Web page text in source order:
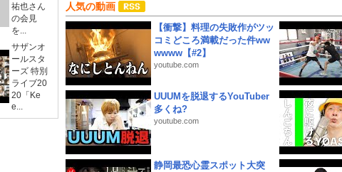
祐也さん
の会見
を...
サザンオ
ールスタ
ーズ 特別
ライブ20
20「Ke
e...
人気の動画
【衝撃】料理の失敗作がツッ
コミどころ満載だった件ww
wwww【#2】
youtube.com
UUUMを脱退するYouTuber
多くね?
youtube.com
静岡最恐心霊スポット大突